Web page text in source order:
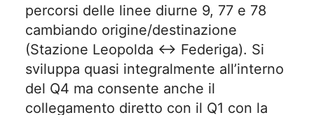
percorsi delle linee diurne 9, 77 e 78
cambiando origine/destinazione
(Stazione Leopolda ↔ Federiga). Si
sviluppa quasi integralmente all’interno
del Q4 ma consente anche il
collegamento diretto con il Q1 con la